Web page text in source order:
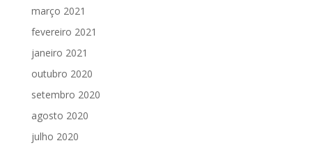
março 2021
fevereiro 2021
janeiro 2021
outubro 2020
setembro 2020
agosto 2020
julho 2020